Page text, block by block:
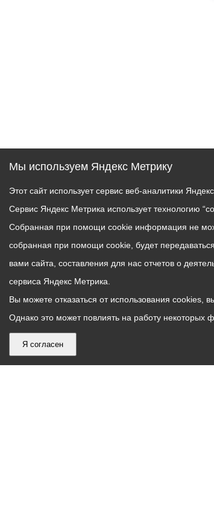
Мы используем Яндекс Метрику
Этот сайт использует сервис веб-аналитики
Сервис Яндекс Метрика использует технологию
Собранная при помощи cookie информация не
собранная при помощи cookie, будет
вами сайта, составления для нас отчетов о
сервиса Яндекс Метрика.
Вы можете отказаться от использования cookies,
Однако это может повлиять на работу некоторых
Я согласен